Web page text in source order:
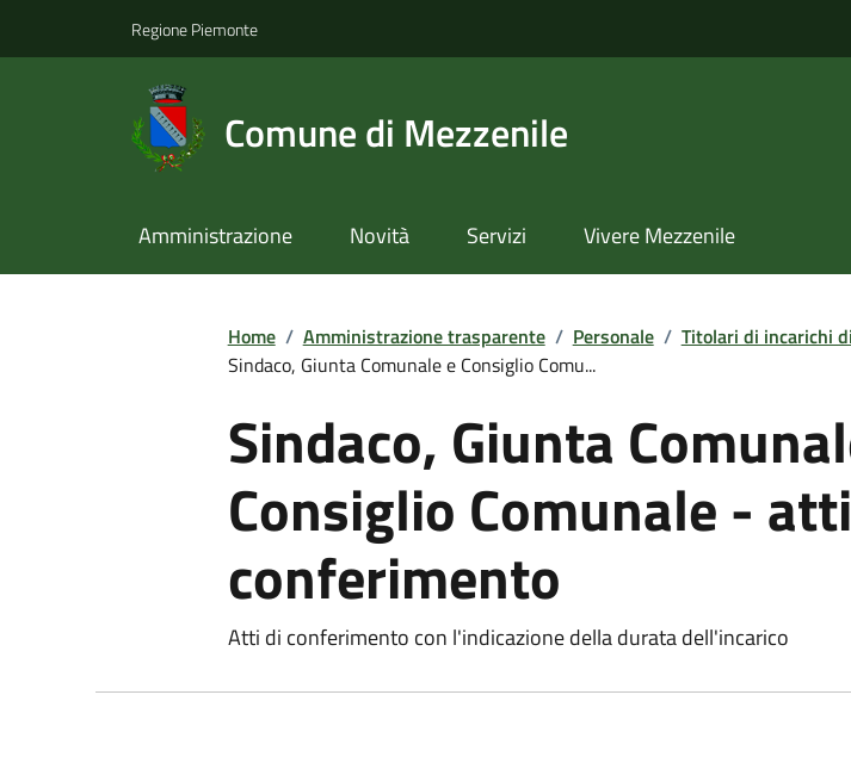
Regione Piemonte
Comune di Mezzenile
Amministrazione Novità Servizi Vivere Mezzenile
Home / Amministrazione trasparente / Personale / Titolari di incarichi
Sindaco, Giunta Comunale e Consiglio Comu...
Sindaco, Giunta
Consiglio Comunale -
conferimento
Atti di conferimento con l'indicazione della durata dell'incarico